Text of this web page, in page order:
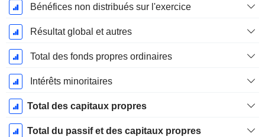
Bénéfices non distribués sur l'exercice
Résultat global et autres
Total des fonds propres ordinaires
Intérêts minoritaires
Total des capitaux propres
Total du passif et des capitaux propres